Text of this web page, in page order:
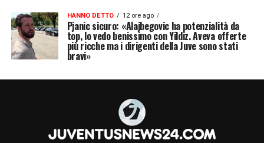
HANNO DETTO 12 ore ago
Pjanic sicuro: «Alajbegovic ha potenzialità da
top, lo vedo benissimo con Yildiz. Aveva offerte
più ricche ma i dirigenti della Juve sono stati
bravi»